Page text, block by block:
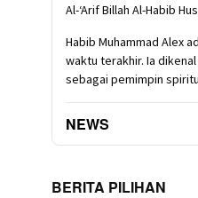
Al-‘Arif Billah Al-Habib
Habib Muhammad Alex
waktu terakhir. Ia
sebagai pemimpin
NEWS
BERITA PILIHAN